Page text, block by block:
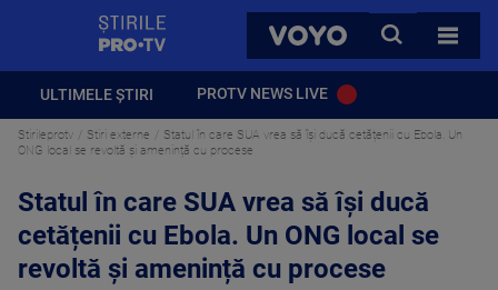
VOYO
CAUTA
TOATE
ULTIMELE ȘTIRI PROTV NEWS LIVE
Stirileprotv Stiri externe
Statul în care SUA vrea să își ducă cetățenii cu Ebola. Un
ONG local se revoltă și amenință cu procese
Statul în care SUA vrea să își ducă
cetățenii cu Ebola. Un ONG local se
revoltă și amenință cu procese